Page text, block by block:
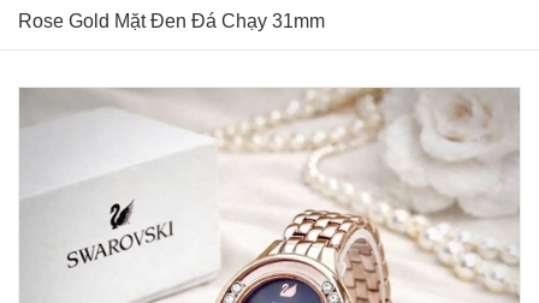
Rose Gold Mặt Đen Đá Chạy 31mm